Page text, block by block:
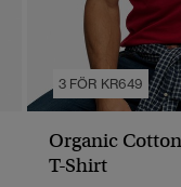
3 FÖR KR649
Organic
T-Shirt